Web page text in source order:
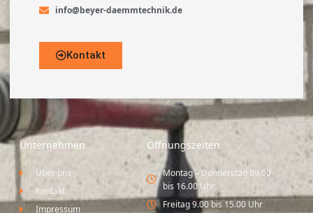
info@beyer-daemmtechnik.de
Kontakt
Unternehmen
Über uns
Kontakt
Impressum
Öffnungszeiten
Montag – Donnerstag 09.00
bis 16.00 Uhr
Freitag 9.00 bis 15.00 Uhr